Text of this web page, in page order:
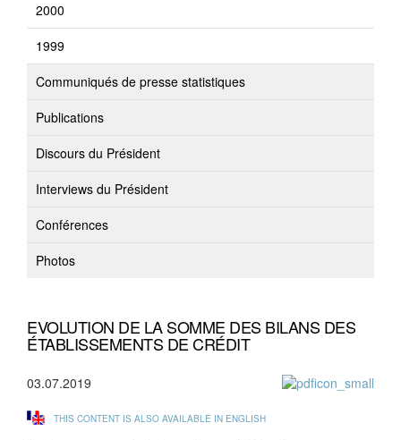
2000
1999
Communiqués de presse statistiques
Publications
Discours du Président
Interviews du Président
Conférences
Photos
EVOLUTION DE LA SOMME DES BILANS DES
ÉTABLISSEMENTS DE CRÉDIT
03.07.2019
THIS CONTENT IS ALSO AVAILABLE IN ENGLISH